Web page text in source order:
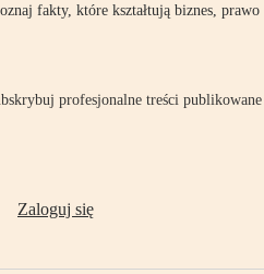
fakty, które kształtują biznes, prawo
profesjonalne treści publikowane
Zaloguj się